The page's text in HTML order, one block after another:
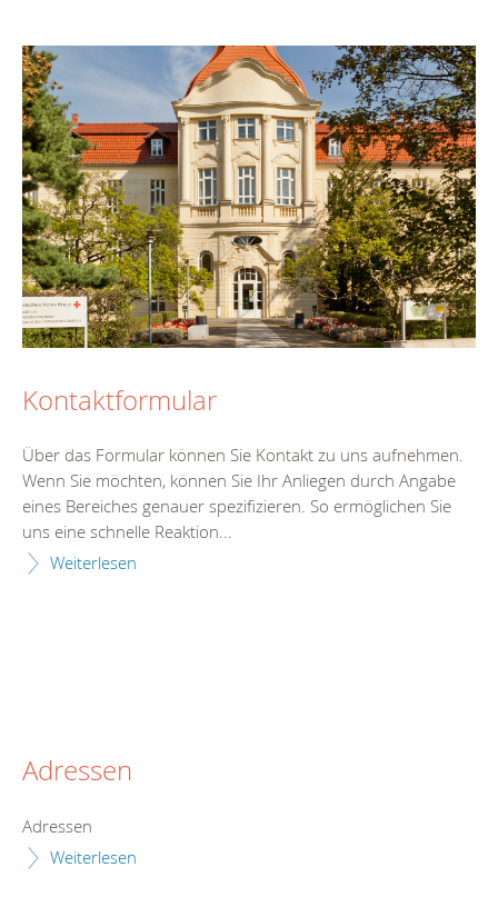
Kontaktformular
Über das Formular können Sie Kontakt zu uns aufnehmen.
Wenn Sie möchten, können Sie Ihr Anliegen durch Angabe
eines Bereiches genauer spezifizieren. So ermöglichen Sie
uns eine schnelle Reaktion...
Weiterlesen
Adressen
Adressen
Weiterlesen